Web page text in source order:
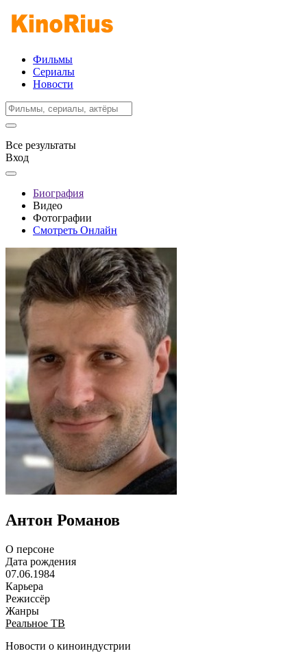
Фильмы
Сериалы
Новости
Все результаты
Вход
Биография
Видео
Фотографии
Смотреть Онлайн
Антон Романов
О персоне
Дата рождения
07.06.1984
Карьера
Режиссёр
Жанры
Реальное ТВ
Новости о киноиндустрии